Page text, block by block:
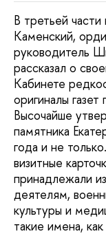
В третьей
Каменский,
руководитель
рассказал о
Кабинете
оригиналы
Высочайше
памятника
года и не
визитные
принадлежали
деятелям,
культуры и
такие имена,